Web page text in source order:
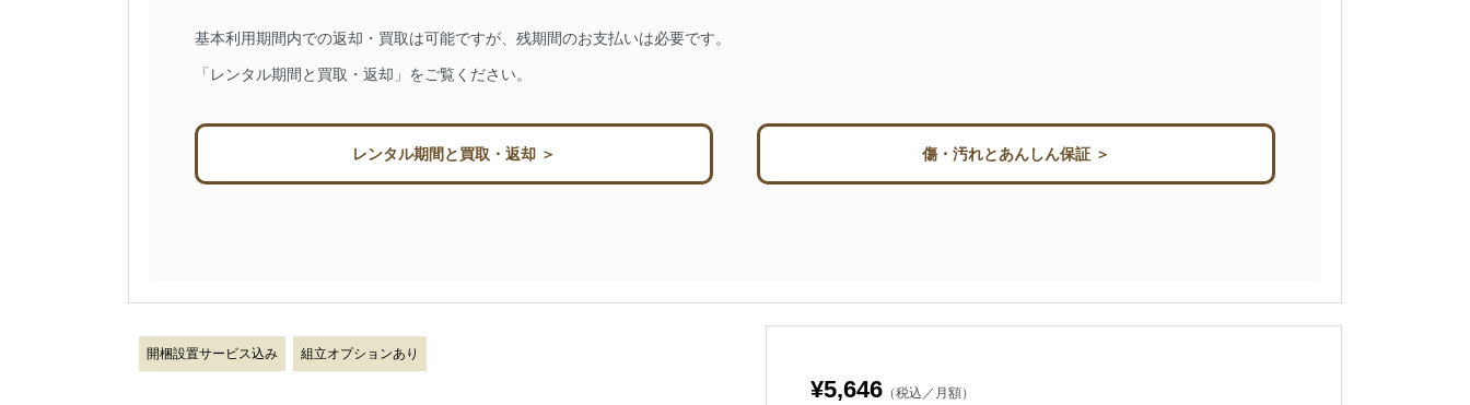
基本利用期間内での返却・買取は可能ですが、残期間のお支払いは必要です。
「レンタル期間と買取・返却」をご覧ください。
レンタル期間と買取・返却 ＞ 傷・汚れとあんしん保証 ＞
開梱設置サービス込み 組立オプションあり
¥5,646（税込／月額）